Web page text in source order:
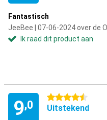
Fantastisch
JeeBee | 07-06-2024 over de
Ik raad dit product aan
9,0
4.5 sterren
Uitstekend